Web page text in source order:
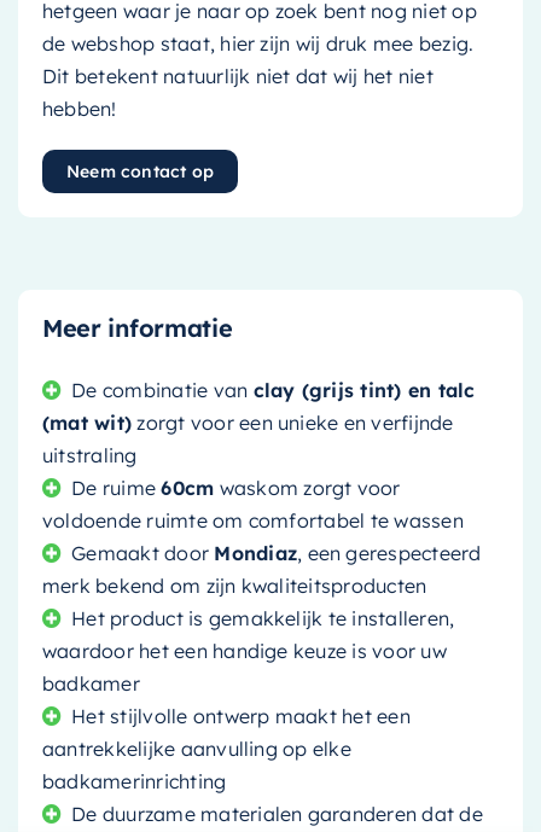
hetgeen waar je naar op zoek bent nog niet op
de webshop staat, hier zijn wij druk mee bezig.
Dit betekent natuurlijk niet dat wij het niet
hebben!
Neem contact op
Meer informatie
De combinatie van clay (grijs tint) en talc
(mat wit) zorgt voor een unieke en verfijnde
uitstraling
De ruime60cm waskom zorgt voor
voldoende ruimte om comfortabel te wassen
Gemaakt door Mondiaz, een gerespecteerd
merk bekend om zijn kwaliteitsproducten
Het product is gemakkelijk te installeren,
waardoor het een handige keuze is voor uw
badkamer
Het stijlvolle ontwerp maakt het een
aantrekkelijke aanvulling op elke
badkamerinrichting
De duurzame materialen garanderen dat de